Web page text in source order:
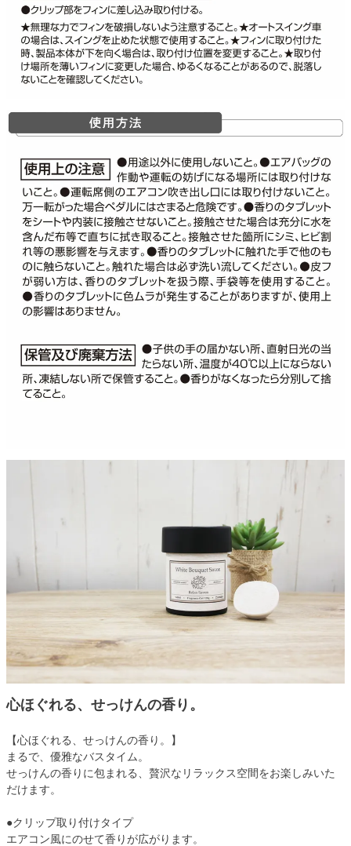
心ほぐれる、せっけんの香り。
【心ほぐれる、せっけんの香り。】
まるで、優雅なバスタイム。
せっけんの香りに包まれる、贅沢なリラックス空間をお楽しみいた
だけます。
●クリップ取り付けタイプ
エアコン風にのせて香りが広がります。